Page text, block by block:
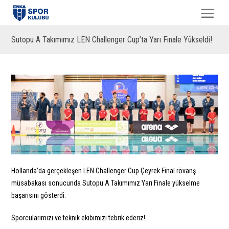
Sutopu A Takımımız LEN Challenger Cup’ta Yarı Finale Yükseldi!
Hollanda’da gerçekleşen LEN Challenger Cup Çeyrek Final rövanş
müsabakası sonucunda Sutopu A Takımımız Yarı Finale yükselme
başarısını gösterdi.
Sporcularımızı ve teknik ekibimizi tebrik ederiz!